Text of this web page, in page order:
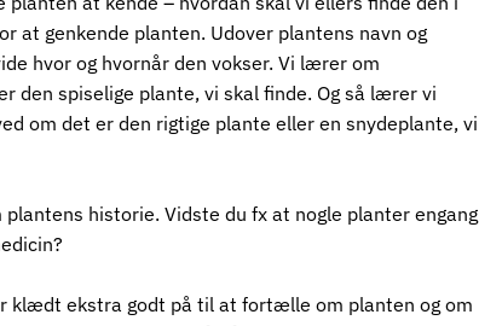
at genkende planten. Udover plantens navn og
hvor og hvornår den vokser. Vi lærer om
den spiselige plante, vi skal finde. Og så lærer vi
om det er den rigtige plante eller en snydeplante, vi
historie. Vidste du fx at nogle planter engang
klædt ekstra godt på til at fortælle om planten og om